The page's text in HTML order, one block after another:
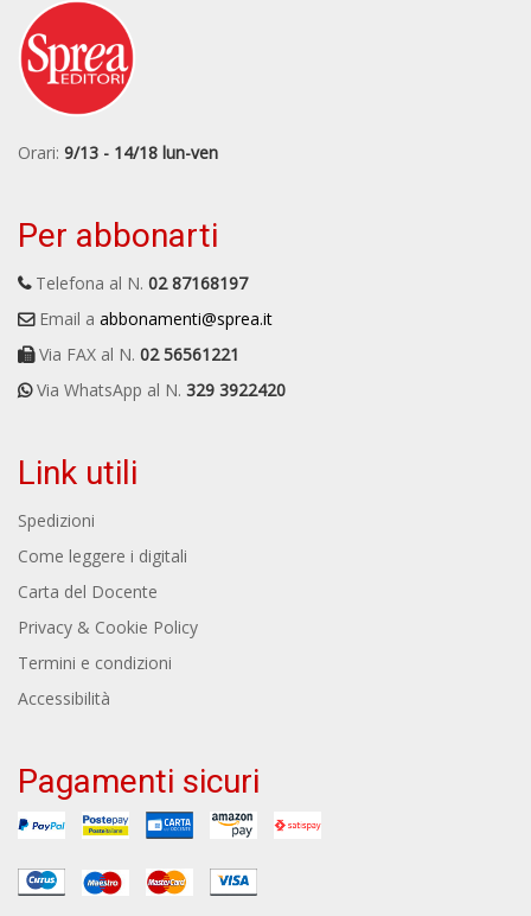
Orari: 9/13 - 14/18 lun-ven
Per abbonarti
Telefona al N. 02 87168197
Email a abbonamenti@sprea.it
Via FAX al N. 02 56561221
Via WhatsApp al N. 329 3922420
Link utili
Spedizioni
Come leggere i digitali
Carta del Docente
Privacy & Cookie Policy
Termini e condizioni
Accessibilità
Pagamenti sicuri